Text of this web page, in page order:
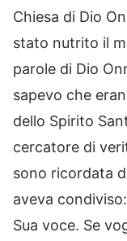
Chiesa di Dio
stato nutrito il
parole di Dio
sapevo che
dello Spirito
cercatore di
sono ricordata
aveva
Sua voce. Se